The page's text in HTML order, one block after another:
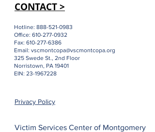
CONTACT >
Hotline: 888-521-0983
Office: 610-277-0932
Fax: 610-277-6386
Email: vscmontcopa@vscmontcopa.org
325 Swede St., 2nd Floor
Norristown, PA 19401
EIN: 23-1967228
Privacy Policy
Victim Services Center of Montgomery